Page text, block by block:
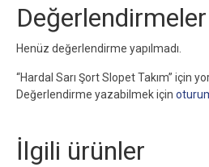
Değerlendirmeler
Henüz değerlendirme yapılmadı.
“Hardal Sarı Şort Slopet Takım” için
Değerlendirme yazabilmek için
İlgili ürünler